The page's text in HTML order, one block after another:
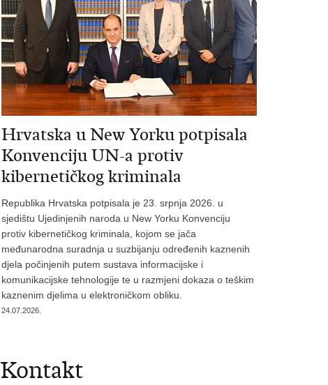
Hrvatska u New Yorku potpisala
Konvenciju UN-a protiv
kibernetičkog kriminala
Republika Hrvatska potpisala je 23. srpnja 2026. u
sjedištu Ujedinjenih naroda u New Yorku Konvenciju
protiv kibernetičkog kriminala, kojom se jača
međunarodna suradnja u suzbijanju određenih kaznenih
djela počinjenih putem sustava informacijske i
komunikacijske tehnologije te u razmjeni dokaza o teškim
kaznenim djelima u elektroničkom obliku.
24.07.2026.
Kontakt